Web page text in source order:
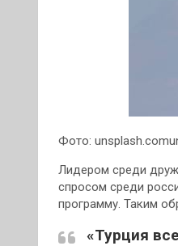
Фото:
Лидером среди
спросом среди
программу. Таким
«Турция